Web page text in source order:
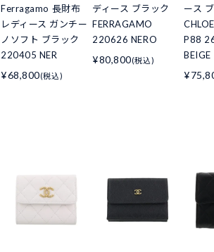
Ferragamo 長財布
レディース ガンチー
ノソフト ブラック
220405 NER
¥68,800(税込)
ディース ブラック
FERRAGAMO
220626 NERO
¥80,800(税込)
ース
P88
BEIGE